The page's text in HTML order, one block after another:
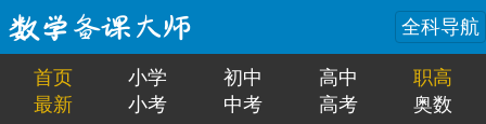
全科导航
首页 小学 初中 高中
职高
最新
小考 中考 高考 奥数